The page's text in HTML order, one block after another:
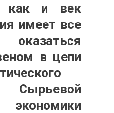
как и век
имеет все
в цепи
Сырьевой